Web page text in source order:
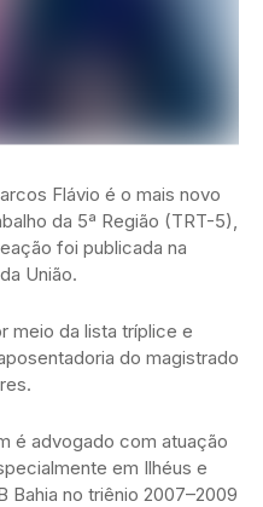
Flávio é o mais novo
da 5ª Região (TRT-5),
foi publicada na
União.
meio da lista tríplice e
do magistrado
é advogado com atuação
em Ilhéus e
Bahia no triênio 2007–2009